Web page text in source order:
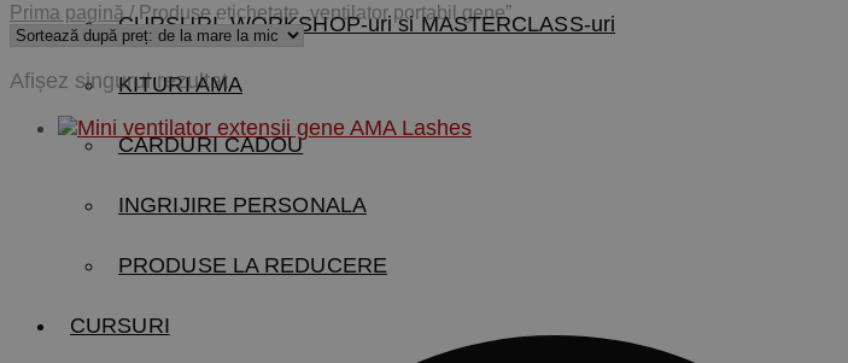
CURSURI, WORKSHOP-uri si MASTERCLASS-uri
KITURI AMA
CARDURI CADOU
INGRIJIRE PERSONALA
PRODUSE LA REDUCERE
CURSURI
Prima pagină /Produse etichetate „ventilator portabil gene”
Afișez singurul rezultat